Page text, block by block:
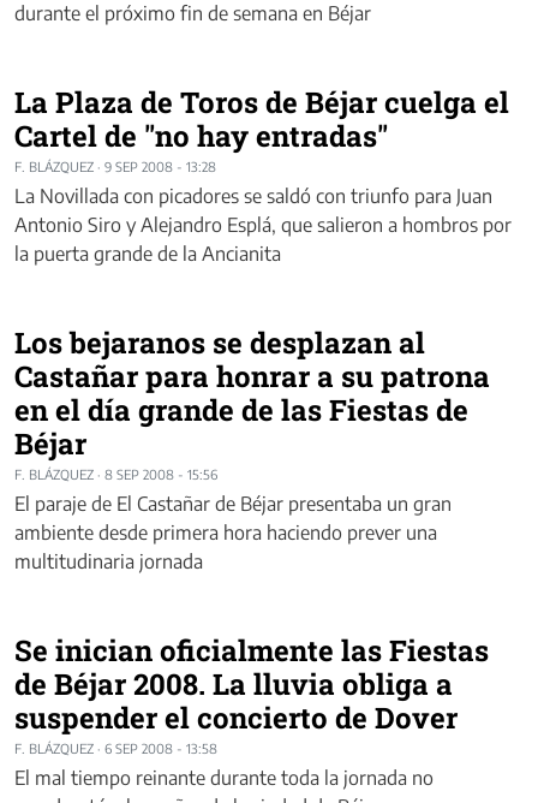
durante el próximo fin de semana en Béjar
La Plaza de Toros de Béjar cuelga el
Cartel de "no hay entradas"
F. BLÁZQUEZ · 9 SEP 2008 - 13:28
La Novillada con picadores se saldó con triunfo para Juan
Antonio Siro y Alejandro Esplá, que salieron a hombros por
la puerta grande de la Ancianita
Los bejaranos se desplazan al
Castañar para honrar a su patrona
en el día grande de las Fiestas de
Béjar
F. BLÁZQUEZ · 8 SEP 2008 - 15:56
El paraje de El Castañar de Béjar presentaba un gran
ambiente desde primera hora haciendo prever una
multitudinaria jornada
Se inician oficialmente las Fiestas
de Béjar 2008. La lluvia obliga a
suspender el concierto de Dover
F. BLÁZQUEZ · 6 SEP 2008 - 13:58
El mal tiempo reinante durante toda la jornada no